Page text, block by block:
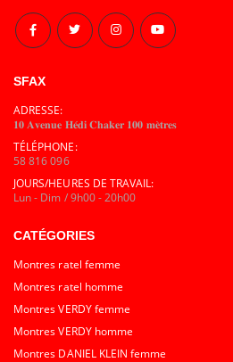
SFAX
ADRESSE:
𝟏𝟎 𝐀𝐯𝐞𝐧𝐮𝐞 𝐇𝐞́𝐝𝐢 𝐂𝐡𝐚𝐤𝐞𝐫 𝟏𝟎𝟎 𝐦𝐞̀𝐭𝐫𝐞𝐬
TÉLÉPHONE:
58 816 096
JOURS/HEURES DE TRAVAIL:
Lun - Dim / 9h00 - 20h00
CATÉGORIES
Montres ratel femme
Montres ratel homme
Montres VERDY femme
Montres VERDY homme
Montres DANIEL KLEIN femme